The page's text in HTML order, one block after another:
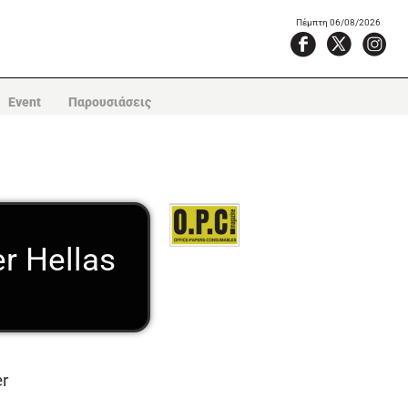
Πέμπτη 06/08/2026
Event Παρουσιάσεις
Hellas